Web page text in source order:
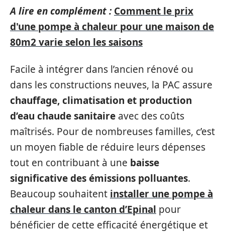
A lire en complément : Comment le prix
d'une pompe à chaleur pour une maison de
80m2 varie selon les saisons
Facile à intégrer dans l’ancien rénové ou
dans les constructions neuves, la PAC assure
chauffage, climatisation et production
d’eau chaude sanitaire avec des coûts
maîtrisés. Pour de nombreuses familles, c’est
un moyen fiable de réduire leurs dépenses
tout en contribuant à une baisse
significative des émissions polluantes.
Beaucoup souhaitent installer une pompe à
chaleur dans le canton d’Epinal pour
bénéficier de cette efficacité énergétique et